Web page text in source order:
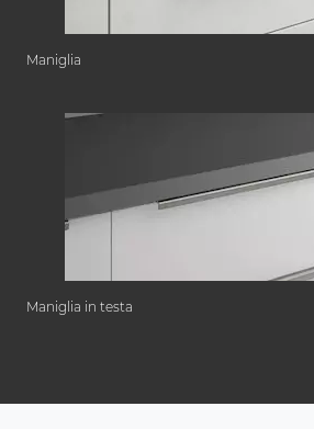
Maniglia
Maniglia in testa